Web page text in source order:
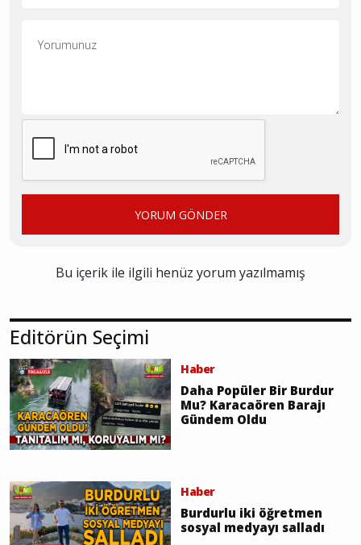
YORUM GÖNDER
Bu içerik ile ilgili henüz yorum yazılmamış
Editörün Seçimi
Haber
Daha Popüler Bir Burdur
Mu? Karacaören Barajı
Gündem Oldu
Haber
Burdurlu iki öğretmen
sosyal medyayı salladı